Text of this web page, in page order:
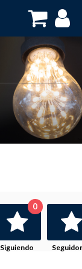
Siguiendo
0